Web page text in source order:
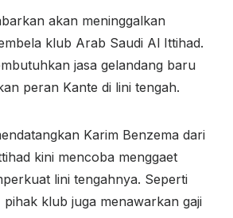
akan meninggalkan
klub Arab Saudi Al Ittihad.
jasa gelandang baru
peran Kante di lini tengah.
Karim Benzema dari
kini mencoba menggaet
lini tengahnya. Seperti
pihak klub juga menawarkan gaji